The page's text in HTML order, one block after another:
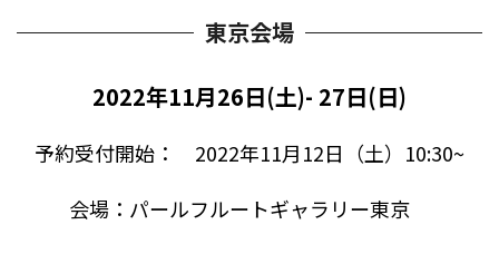
東京会場
2022年11月26日(土)- 27日(日)
予約受付開始： 2022年11月12日（土）10:30~
会場：パールフルートギャラリー東京